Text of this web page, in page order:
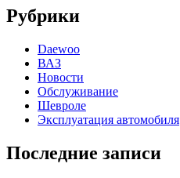
Рубрики
Daewoo
ВАЗ
Новости
Обслуживание
Шевроле
Эксплуатация автомобиля
Последние записи